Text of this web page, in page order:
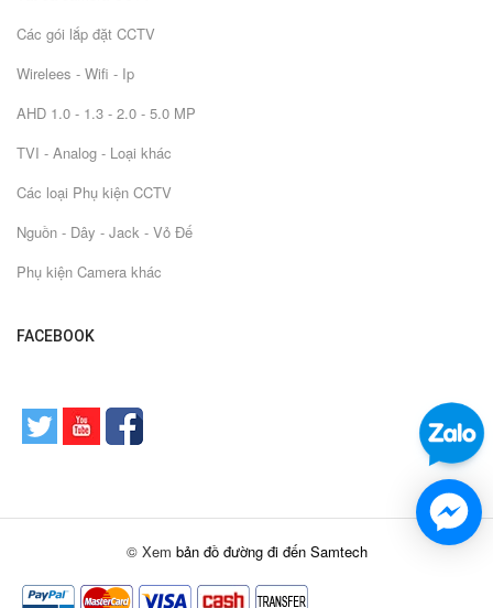
Các gói lắp đặt CCTV
Wirelees - Wifi - Ip
AHD 1.0 - 1.3 - 2.0 - 5.0 MP
TVI - Analog - Loại khác
Các loại Phụ kiện CCTV
Nguồn - Dây - Jack - Vỏ Đế
Phụ kiện Camera khác
FACEBOOK
© Xem bản đồ đường đi đến Samtech